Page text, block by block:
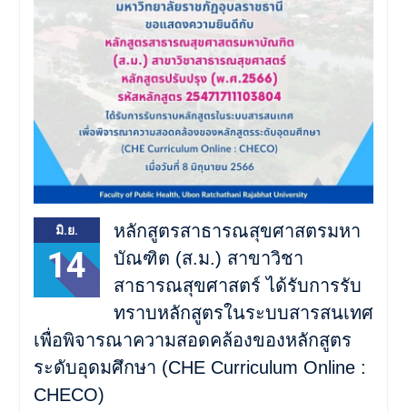
Health Next Gen
มิ.ย.
14
หลักสูตรสาธารณสุขศาสตรมหา
บัณฑิต (ส.ม.) สาขาวิชา
สาธารณสุขศาสตร์ ได้รับการรับ
ทราบหลักสูตรในระบบสารสนเทศ
เพื่อพิจารณาความสอดคล้องของหลักสูตร
ระดับอุดมศึกษา (CHE Curriculum Online :
CHECO)